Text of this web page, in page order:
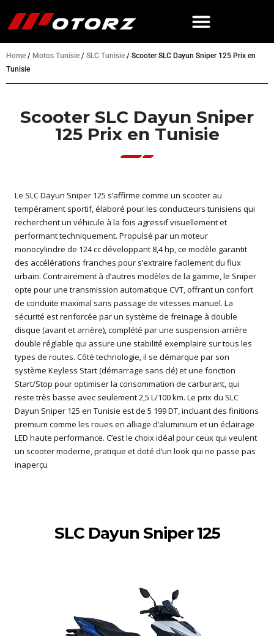
Home / Motos Tunisie / SLC Tunisie / Scooter SLC Dayun Sniper 125 Prix en
Tunisie
Scooter SLC Dayun Sniper
125 Prix en Tunisie
Le SLC Dayun Sniper 125 s’affirme comme un scooter au
tempérament sportif, élaboré pour les conducteurs tunisiens qui
recherchent un véhicule à la fois agressif visuellement et
performant techniquement. Propulsé par un moteur
monocylindre de 124 cc développant 8,4 hp, ce modèle garantit
des accélérations franches pour s’extraire facilement du flux
urbain. Contrairement à d’autres modèles de la gamme, le Sniper
opte pour une transmission automatique CVT, offrant un confort
de conduite maximal sans passage de vitesses manuel. La
sécurité est renforcée par un système de freinage à double
disque (avant et arrière), complété par une suspension arrière
double réglable qui assure une stabilité exemplaire sur tous les
types de routes. Côté technologie, il se démarque par son
système Keyless Start (démarrage sans clé) et une fonction
Start/Stop pour optimiser la consommation de carburant, qui
reste très basse avec seulement 2,5 L/100 km. Le prix du SLC
Dayun Sniper 125 en Tunisie est de 5 199 DT, incluant des finitions
premium comme les roues en alliage d’aluminium et un éclairage
LED haute performance. C’est le choix idéal pour ceux qui veulent
un scooter moderne, pratique et doté d’un look qui ne passe pas
inaperçu
SLC Dayun Sniper 125